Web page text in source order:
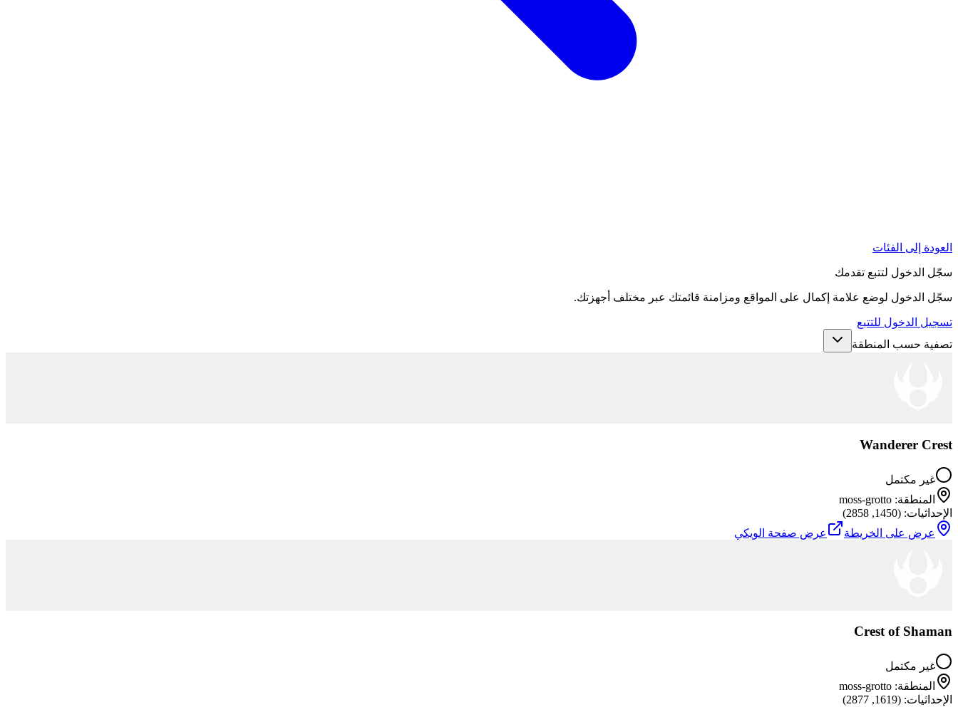
العودة إلى الفئات
سجّل الدخول لتتبع تقدمك
سجّل الدخول لوضع علامة إكمال على المواقع ومزامنة قائمتك عبر مختلف أجهزتك.
تسجيل الدخول للتتبع
تصفية حسب المنطقة
Wanderer Crest
غير مكتمل
المنطقة:
moss-grotto
الإحداثيات: (
1450
,
2858
)
عرض على الخريطة
عرض صفحة الويكي
Crest of Shaman
غير مكتمل
المنطقة:
moss-grotto
الإحداثيات: (
1619
,
2877
)